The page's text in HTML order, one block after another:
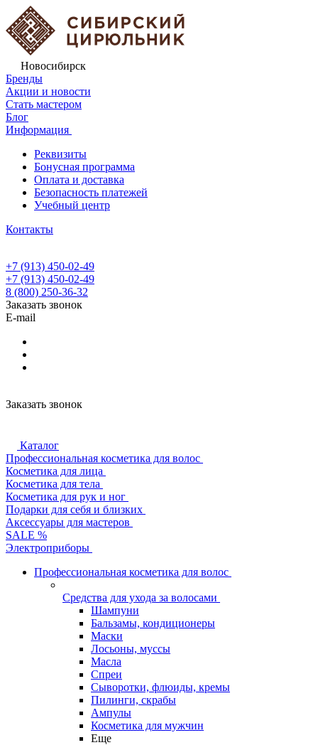
Новосибирск
Бренды
Акции и новости
Стать мастером
Блог
Информация
Реквизиты
Бонусная программа
Оплата и доставка
Безопасность платежей
Учебный центр
Контакты
+7 (913) 450-02-49
+7 (913) 450-02-49
8 (800) 250-36-32
Заказать звонок
E-mail
Заказать звонок
Каталог
Профессиональная косметика для волос
Косметика для лица
Косметика для тела
Косметика для рук и ног
Подарки для себя и близких
Аксессуары для мастеров
SALE %
Электроприборы
Профессиональная косметика для волос
Средства для ухода за волосами
Шампуни
Бальзамы, кондиционеры
Маски
Лосьоны, муссы
Масла
Спреи
Сыворотки, флюиды, кремы
Пилинги, скрабы
Ампулы
Косметика для мужчин
Еще